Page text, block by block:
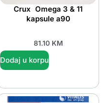
Crux Omega 3 & 11
kapsule a90
81.10 KM
Dodaj u korpu